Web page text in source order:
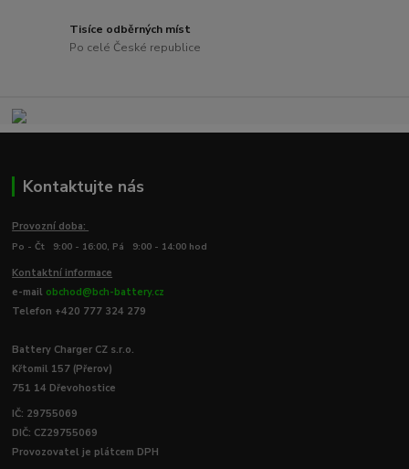
Tisíce odběrných míst
Po celé České republice
Kontaktujte nás
Provozní doba:
Po - Čt 9:00 - 16:00, Pá 9:00 - 14:00 hod
Kontaktní informace
e-mail obchod@bch-battery.cz
Telefon +420 777 324 279
Battery Charger CZ s.r.o.
Křtomil 157 (Přerov)
751 14 Dřevohostice
IČ: 29755069
DIČ: CZ29755069
Provozovatel je plátcem DPH